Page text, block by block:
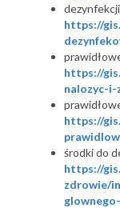
https://
https://
nalozyc-i-
https://
środki do
https://
zdrowie/